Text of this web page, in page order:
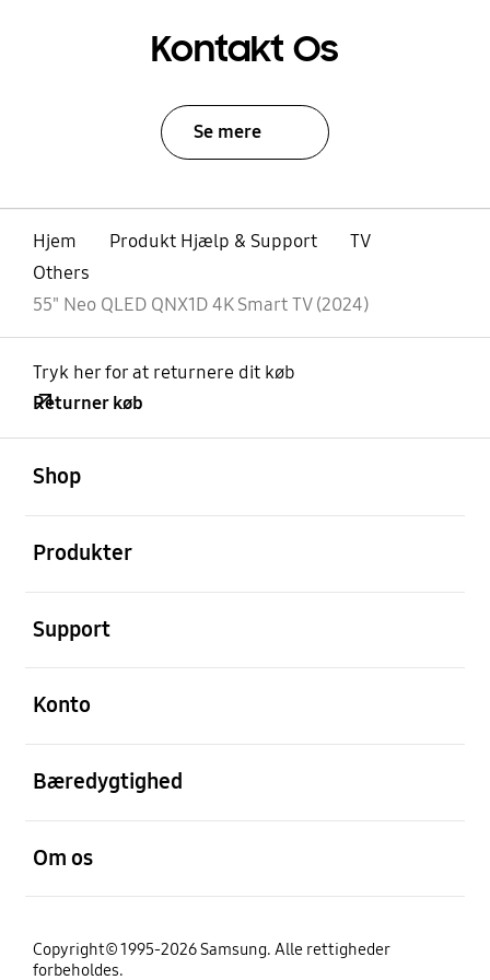
Kontakt Os
Se mere
Hjem Produkt Hjælp & Support
TV
Others
55" Neo QLED QNX1D 4K Smart TV (2024)
Tryk her for at returnere dit køb
Returner køb
Shop
Produkter
Support
Konto
Bæredygtighed
Om os
Copyright© 1995-2026 Samsung. Alle rettigheder
forbeholdes.